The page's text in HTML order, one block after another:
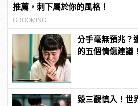
推薦，刺下屬於你的風格！
GROOMING
分手毫無預兆？
的五個情傷建議！
毀三觀慎入！世